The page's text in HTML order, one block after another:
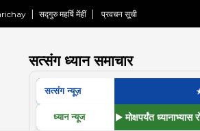
सद्गुरु महर्षि मेंहीं प्रवचन सूची
सत्संग ध्यान समाचार
सत्संग न्यूज़
ध्यान न्यूज▶ मोक्षपर्यंत ध्यानाभ्यास रोजाना